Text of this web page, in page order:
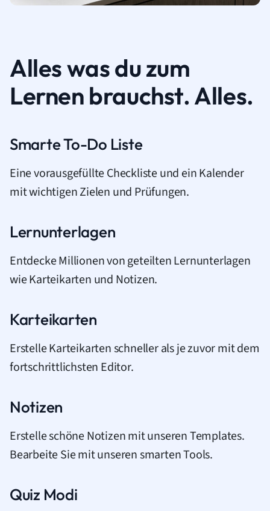
Alles was du zum
Lernen brauchst. Alles.
Smarte To-Do Liste
Eine vorausgefüllte Checkliste und ein Kalender
mit wichtigen Zielen und Prüfungen.
Lernunterlagen
Entdecke Millionen von geteilten Lernunterlagen
wie Karteikarten und Notizen.
Karteikarten
Erstelle Karteikarten schneller als je zuvor mit dem
fortschrittlichsten Editor.
Notizen
Erstelle schöne Notizen mit unseren Templates.
Bearbeite Sie mit unseren smarten Tools.
Quiz Modi